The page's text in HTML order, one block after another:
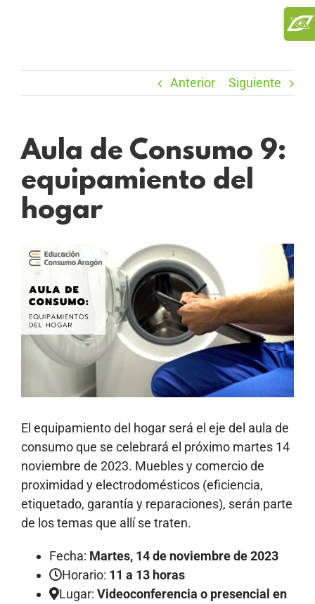
Anterior Siguiente
Aula de Consumo 9:
equipamiento del
hogar
Ver
imagen
más
grande
El equipamiento del hogar será el eje del aula de
consumo que se celebrará el próximo martes 14
noviembre de 2023. Muebles y comercio de
proximidad y electrodomésticos (eficiencia,
etiquetado, garantía y reparaciones), serán parte
de los temas que allí se traten.
Fecha: Martes, 14 de noviembre de 2023
Horario: 11 a 13 horas
Lugar: Videoconferencia o presencial en
Area